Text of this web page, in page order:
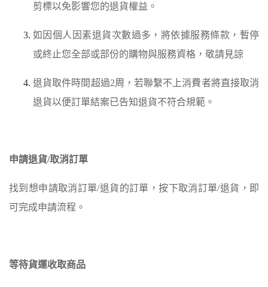
剪標以免影響您的退貨權益。
如因個人因素退貨次數過多，將依據服務條款，暫停
或終止您全部或部份的購物與服務資格，敬請見諒
退貨取件時間超過2周，若聯繫不上消費者將直接取消
退貨以便訂單結案已告知退貨不符合規範。
申請退貨/取消訂單
找到想申請取消訂單/退貨的訂單，按下取消訂單/退貨，即
可完成申請流程。
等待貨運收取商品